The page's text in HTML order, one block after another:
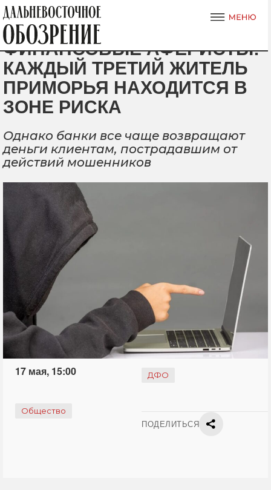
ФИНАНСОВЫЕ АФЕРИСТЫ:
КАЖДЫЙ ТРЕТИЙ ЖИТЕЛЬ
ПРИМОРЬЯ НАХОДИТСЯ В
ЗОНЕ РИСКА
Однако банки все чаще возвращают
деньги клиентам, пострадавшим от
действий мошенников
17 мая, 15:00 ДФО
Общество
ПОДЕЛИТЬСЯ